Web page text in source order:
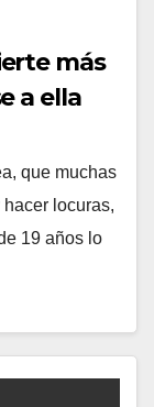
más
a ella
que muchas
locuras,
19 años lo